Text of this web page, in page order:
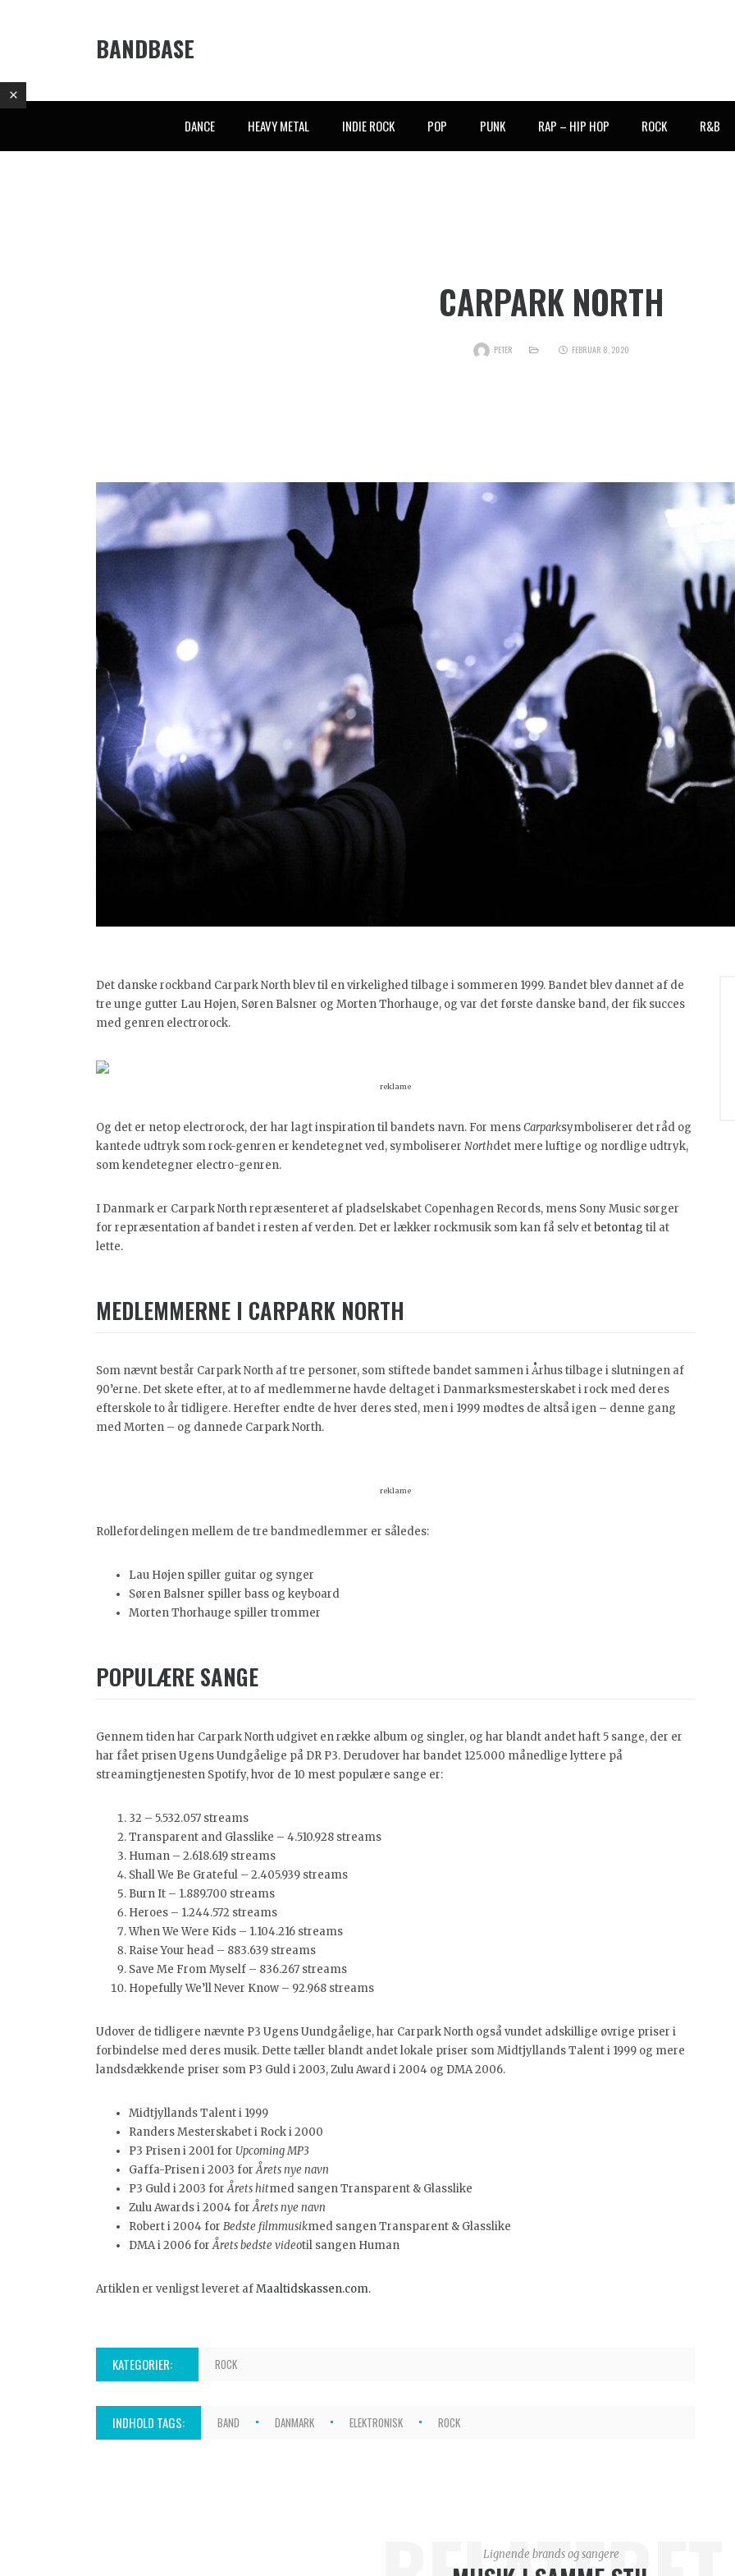
BANDBASE
DANCE HEAVY METAL INDIE ROCK POP PUNK RAP – HIP HOP ROCK R&B
CARPARK NORTH
PETER FEBRUAR 8, 2020
Det danske rockband Carpark North blev til en virkelighed tilbage i sommeren 1999. Bandet blev dannet af de
tre unge gutter Lau Højen, Søren Balsner og Morten Thorhauge, og var det første danske band, der fik succes
med genren electrorock.
reklame
Og det er netop electrorock, der har lagt inspiration til bandets navn. For mensCarparksymboliserer det råd og
kantede udtryk som rock-genren er kendetegnet ved, symboliserer Northdet mere luftige og nordlige udtryk,
som kendetegner electro-genren.
I Danmark er Carpark North repræsenteret af pladselskabet Copenhagen Records, mens Sony Music sørger
for repræsentation af bandet i resten af verden. Det er lækker rockmusik som kan få selv etbetontag til at
lette.
MEDLEMMERNE I CARPARK NORTH
Som nævnt består Carpark North af tre personer, som stiftede bandet sammen i Århus tilbage i slutningen af
90’erne. Det skete efter, at to af medlemmerne havde deltaget i Danmarksmesterskabet i rock med deres
efterskole to år tidligere. Herefter endte de hver deres sted, men i 1999 mødtes de altså igen – denne gang
med Morten – og dannede Carpark North.
reklame
Rollefordelingen mellem de tre bandmedlemmer er således:
Lau Højen spiller guitar og synger
Søren Balsner spiller bass og keyboard
Morten Thorhauge spiller trommer
POPULÆRE SANGE
Gennem tiden har Carpark North udgivet en række album og singler, og har blandt andet haft 5 sange, der er
har fået prisen Ugens Uundgåelige på DR P3. Derudover har bandet 125.000 månedlige lyttere på
streamingtjenesten Spotify, hvor de 10 mest populære sange er:
32 – 5.532.057 streams
Transparent and Glasslike – 4.510.928 streams
Human – 2.618.619 streams
Shall We Be Grateful – 2.405.939 streams
Burn It – 1.889.700 streams
Heroes – 1.244.572 streams
When We Were Kids – 1.104.216 streams
Raise Your head – 883.639 streams
Save Me From Myself – 836.267 streams
Hopefully We’ll Never Know – 92.968 streams
Udover de tidligere nævnte P3 Ugens Uundgåelige, har Carpark North også vundet adskillige øvrige priser i
forbindelse med deres musik. Dette tæller blandt andet lokale priser som Midtjyllands Talent i 1999 og mere
landsdækkende priser som P3 Guld i 2003, Zulu Award i 2004 og DMA 2006.
Midtjyllands Talent i 1999
Randers Mesterskabet i Rock i 2000
P3 Prisen i 2001 for Upcoming MP3
Gaffa-Prisen i 2003 forÅrets nye navn
P3 Guld i 2003 forÅrets hitmed sangen Transparent & Glasslike
Zulu Awards i 2004 forÅrets nye navn
Robert i 2004 for Bedste filmmusikmed sangen Transparent & Glasslike
DMA i 2006 forÅrets bedste videotil sangen Human
Artiklen er venligst leveret afMaaltidskassen.com.
KATEGORIER: ROCK
INDHOLD TAGS: BAND DANMARK ELEKTRONISK ROCK
Lignende brands og sangere